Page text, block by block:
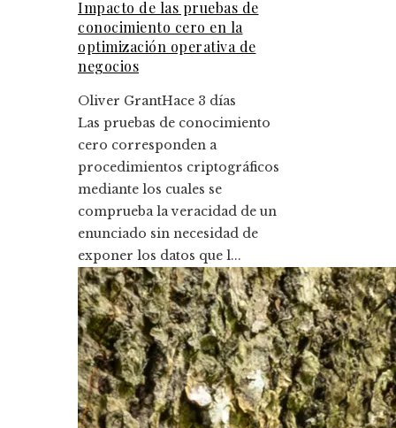
Impacto de las pruebas de
conocimiento cero en la
optimización operativa de
negocios
Oliver GrantHace 3 días
Las pruebas de conocimiento
cero corresponden a
procedimientos criptográficos
mediante los cuales se
comprueba la veracidad de un
enunciado sin necesidad de
exponer los datos que l...